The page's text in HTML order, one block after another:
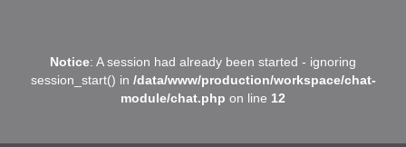
Notice: A session had already been started - ignoring
session_start() in /data/www/production/workspace/chat-
module/chat.php on line 12
B
Assistant en ligne